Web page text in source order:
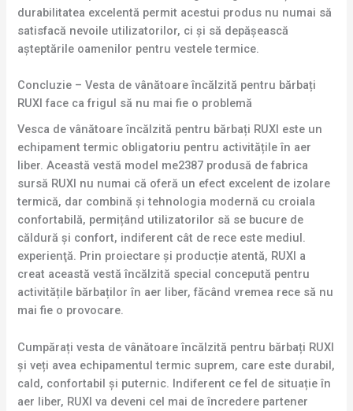
durabilitatea excelentă permit acestui produs nu numai să
satisfacă nevoile utilizatorilor, ci și să depășească
așteptările oamenilor pentru vestele termice.
Concluzie – Vesta de vânătoare încălzită pentru bărbați
RUXI face ca frigul să nu mai fie o problemă
Vesca de vânătoare încălzită pentru bărbați RUXI este un
echipament termic obligatoriu pentru activitățile în aer
liber. Această vestă model me2387 produsă de fabrica
sursă RUXI nu numai că oferă un efect excelent de izolare
termică, dar combină și tehnologia modernă cu croiala
confortabilă, permițând utilizatorilor să se bucure de
căldură și confort, indiferent cât de rece este mediul.
experienţă. Prin proiectare și producție atentă, RUXI a
creat această vestă încălzită special concepută pentru
activitățile bărbaților în aer liber, făcând vremea rece să nu
mai fie o provocare.
Cumpărați vesta de vânătoare încălzită pentru bărbați RUXI
și veți avea echipamentul termic suprem, care este durabil,
cald, confortabil și puternic. Indiferent ce fel de situație în
aer liber, RUXI va deveni cel mai de încredere partener